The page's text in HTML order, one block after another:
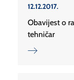
12.12.2017.
Obavijest o
tehničar